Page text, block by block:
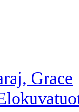
Grace